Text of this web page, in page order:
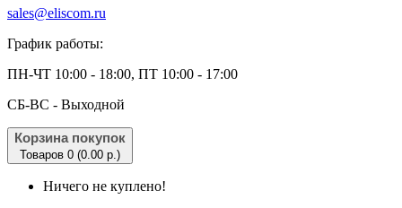
sales@eliscom.ru
График работы:
ПН-ЧТ 10:00 - 18:00, ПТ 10:00 - 17:00
CБ-ВС - Выходной
Корзина покупок
Товаров 0 (0.00 р.)
Ничего не куплено!